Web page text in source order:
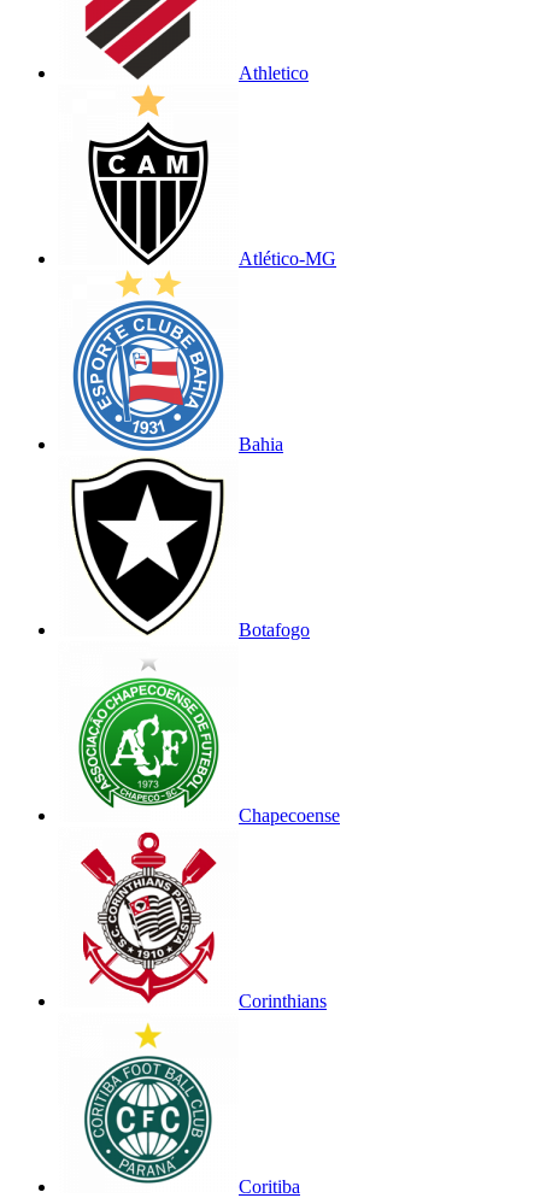
Athletico
Atlético-MG
Bahia
Botafogo
Chapecoense
Corinthians
Coritiba